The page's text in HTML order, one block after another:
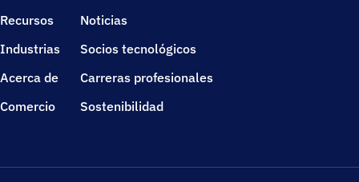
Recursos
Industrias
Acerca de
Comercio
Noticias
Socios tecnológicos
Carreras profesionales
Sostenibilidad